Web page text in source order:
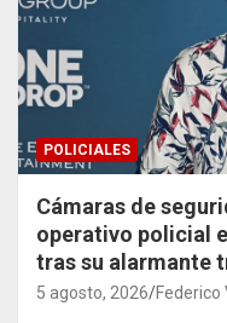
POLICIALES
Cámaras de
operativo policial
tras su alarmante
5 agosto, 2026 Federico